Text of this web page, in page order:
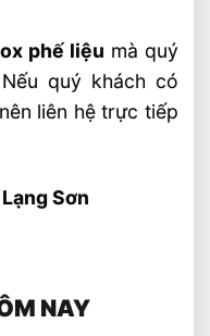
phế liệu mà quý
quý khách có
liên hệ trực tiếp
Sơn
NAY